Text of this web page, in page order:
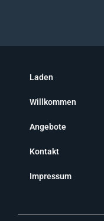
Laden
Willkommen
Angebote
Kontakt
Impressum